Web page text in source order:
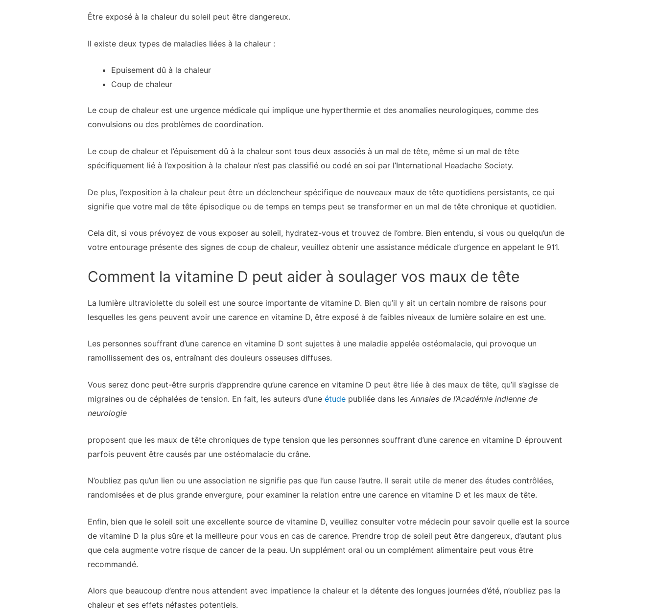
Être exposé à la chaleur du soleil peut être dangereux.
Il existe deux types de maladies liées à la chaleur :
Epuisement dû à la chaleur
Coup de chaleur
Le coup de chaleur est une urgence médicale qui implique une hyperthermie et des anomalies neurologiques, comme des
convulsions ou des problèmes de coordination.
Le coup de chaleur et l’épuisement dû à la chaleur sont tous deux associés à un mal de tête, même si un mal de tête
spécifiquement lié à l’exposition à la chaleur n’est pas classifié ou codé en soi par l’International Headache Society.
De plus, l’exposition à la chaleur peut être un déclencheur spécifique de nouveaux maux de tête quotidiens persistants, ce qui
signifie que votre mal de tête épisodique ou de temps en temps peut se transformer en un mal de tête chronique et quotidien.
Cela dit, si vous prévoyez de vous exposer au soleil, hydratez-vous et trouvez de l’ombre. Bien entendu, si vous ou quelqu’un de
votre entourage présente des signes de coup de chaleur, veuillez obtenir une assistance médicale d’urgence en appelant le 911.
Comment la vitamine D peut aider à soulager vos maux de tête
La lumière ultraviolette du soleil est une source importante de vitamine D. Bien qu’il y ait un certain nombre de raisons pour
lesquelles les gens peuvent avoir une carence en vitamine D, être exposé à de faibles niveaux de lumière solaire en est une.
Les personnes souffrant d’une carence en vitamine D sont sujettes à une maladie appelée ostéomalacie, qui provoque un
ramollissement des os, entraînant des douleurs osseuses diffuses.
Vous serez donc peut-être surpris d’apprendre qu’une carence en vitamine D peut être liée à des maux de tête, qu’il s’agisse de
migraines ou de céphalées de tension. En fait, les auteurs d’une étudepubliée dans lesAnnales de l’Académie indienne de
neurologie
proposent que les maux de tête chroniques de type tension que les personnes souffrant d’une carence en vitamine D éprouvent
parfois peuvent être causés par une ostéomalacie du crâne.
N’oubliez pas qu’un lien ou une association ne signifie pas que l’un cause l’autre. Il serait utile de mener des études contrôlées,
randomisées et de plus grande envergure, pour examiner la relation entre une carence en vitamine D et les maux de tête.
Enfin, bien que le soleil soit une excellente source de vitamine D, veuillez consulter votre médecin pour savoir quelle est la source
de vitamine D la plus sûre et la meilleure pour vous en cas de carence. Prendre trop de soleil peut être dangereux, d’autant plus
que cela augmente votre risque de cancer de la peau. Un supplément oral ou un complément alimentaire peut vous être
recommandé.
Alors que beaucoup d’entre nous attendent avec impatience la chaleur et la détente des longues journées d’été, n’oubliez pas la
chaleur et ses effets néfastes potentiels.